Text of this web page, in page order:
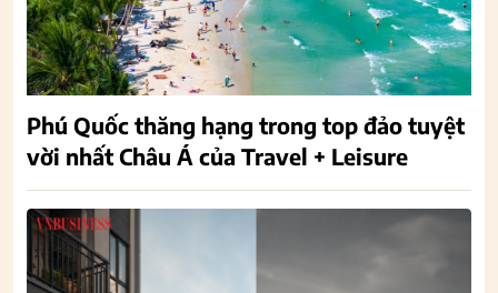
Phú Quốc thăng hạng trong top đảo tuyệt
vời nhất Châu Á của Travel + Leisure